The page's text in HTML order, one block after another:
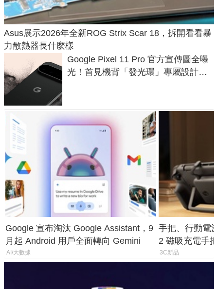
Asus展示2026年全新ROG Strix Scar 18，拆開看看暴
力散熱器長什麼樣
Google Pixel 11 Pro 官方宣傳圖全曝
光！首見機背「發光環」專屬設計、
Google 宣布淘汰 Google Assistant，9
月起 Android 用戶全面轉向 Gemini
AI/大數據
手把、行動電
2 磁吸充電手
倍
3C新品